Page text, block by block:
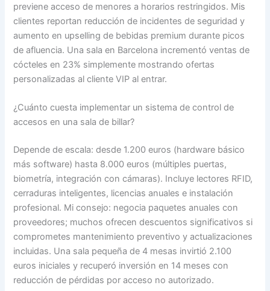
previene acceso de menores a horarios restringidos. Mis
clientes reportan reducción de incidentes de seguridad y
aumento en upselling de bebidas premium durante picos
de afluencia. Una sala en Barcelona incrementó ventas de
cócteles en 23% simplemente mostrando ofertas
personalizadas al cliente VIP al entrar.
¿Cuánto cuesta implementar un sistema de control de
accesos en una sala de billar?
Depende de escala: desde 1.200 euros (hardware básico
más software) hasta 8.000 euros (múltiples puertas,
biometría, integración con cámaras). Incluye lectores RFID,
cerraduras inteligentes, licencias anuales e instalación
profesional. Mi consejo: negocia paquetes anuales con
proveedores; muchos ofrecen descuentos significativos si
comprometes mantenimiento preventivo y actualizaciones
incluidas. Una sala pequeña de 4 mesas invirtió 2.100
euros iniciales y recuperó inversión en 14 meses con
reducción de pérdidas por acceso no autorizado.